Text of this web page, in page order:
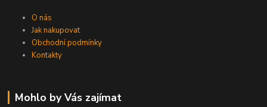
O nás
Jak nakupovat
Obchodní podmínky
Kontakty
Mohlo by Vás zajímat